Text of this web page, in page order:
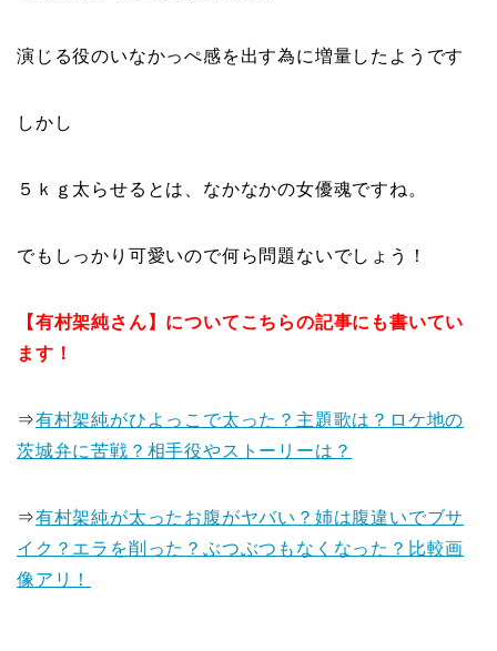
演じる役のいなかっぺ感を出す為に増量したようです
しかし
５ｋｇ太らせるとは、なかなかの女優魂ですね。
でもしっかり可愛いので何ら問題ないでしょう！
【有村架純さん】についてこちらの記事にも書いてい
ます！
⇒有村架純がひよっこで太った？主題歌は？ロケ地の
茨城弁に苦戦？相手役やストーリーは？
⇒有村架純が太ったお腹がヤバい？姉は腹違いでブサ
イク？エラを削った？ぶつぶつもなくなった？比較画
像アリ！